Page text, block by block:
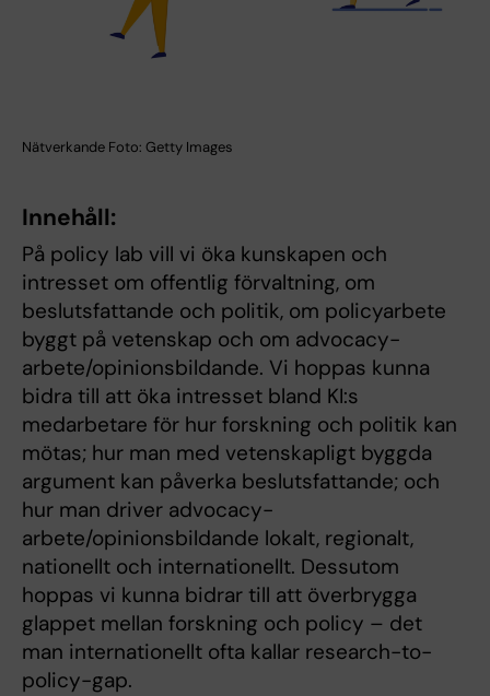
Nätverkande Foto: Getty Images
Innehåll:
På policy lab vill vi öka kunskapen och
intresset om offentlig förvaltning, om
beslutsfattande och politik, om policyarbete
byggt på vetenskap och om advocacy-
arbete/opinionsbildande. Vi hoppas kunna
bidra till att öka intresset bland KI:s
medarbetare för hur forskning och politik kan
mötas; hur man med vetenskapligt byggda
argument kan påverka beslutsfattande; och
hur man driver advocacy-
arbete/opinionsbildande lokalt, regionalt,
nationellt och internationellt. Dessutom
hoppas vi kunna bidrar till att överbrygga
glappet mellan forskning och policy – det
man internationellt ofta kallar research-to-
policy-gap.